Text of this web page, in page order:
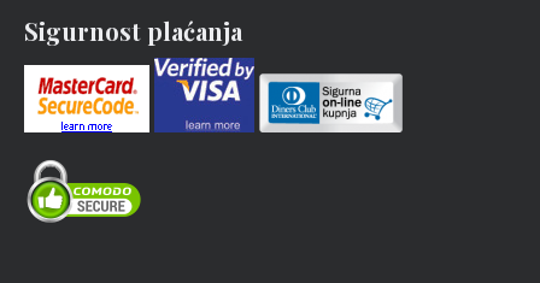
Sigurnost plaćanja